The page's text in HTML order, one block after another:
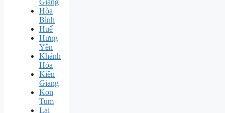
Giang
Hòa
Bình
Huế
Hưng
Yên
Khánh
Hòa
Kiên
Giang
Kon
Tum
Lai